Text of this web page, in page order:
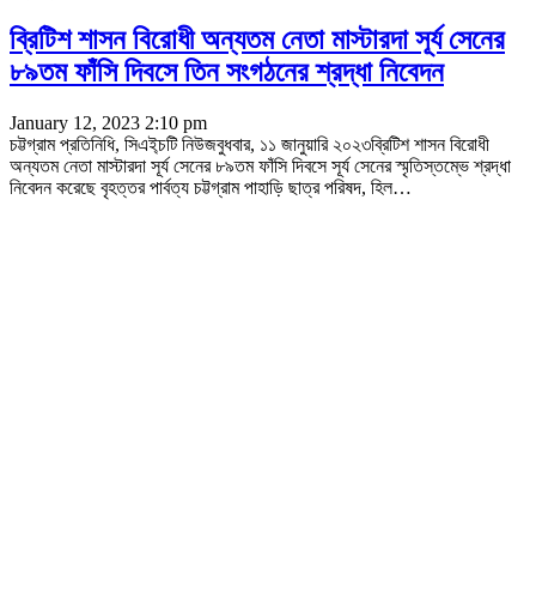
ব্রিটিশ শাসন বিরোধী অন্যতম নেতা মাস্টারদা সূর্য সেনের
৮৯তম ফাঁসি দিবসে তিন সংগঠনের শ্রদ্ধা নিবেদন
January 12, 2023 2:10 pm
চট্টগ্রাম প্রতিনিধি, সিএই্চটি নিউজবুধবার, ১১ জানুয়ারি ২০২৩ব্রিটিশ শাসন বিরোধী
অন্যতম নেতা মাস্টারদা সূর্য সেনের ৮৯তম ফাঁসি দিবসে সূর্য সেনের স্মৃতিস্তম্ভে শ্রদ্ধা
নিবেদন করেছে বৃহত্তর পার্বত্য চট্টগ্রাম পাহাড়ি ছাত্র পরিষদ, হিল…